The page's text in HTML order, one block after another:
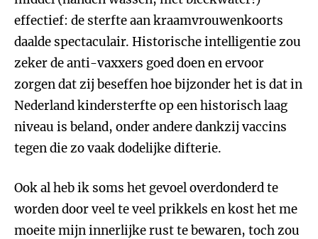
effectief: de sterfte aan kraamvrouwenkoorts
daalde spectaculair. Historische intelligentie zou
zeker de anti-vaxxers goed doen en ervoor
zorgen dat zij beseffen hoe bijzonder het is dat in
Nederland kindersterfte op een historisch laag
niveau is beland, onder andere dankzij vaccins
tegen die zo vaak dodelijke difterie.
Ook al heb ik soms het gevoel overdonderd te
worden door veel te veel prikkels en kost het me
moeite mijn innerlijke rust te bewaren, toch zou